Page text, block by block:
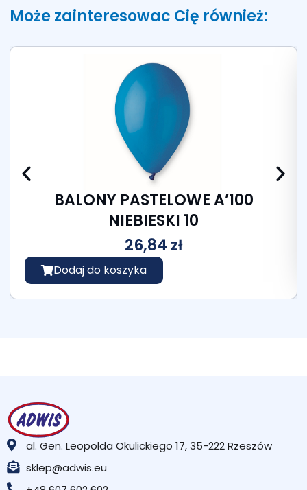
Może zainteresowac Cię również:
BALONY PASTELOWE A’100
NIEBIESKI 10
26,84 zł
Dodaj do koszyka
al. Gen. Leopolda Okulickiego 17, 35-222 Rzeszów
sklep@adwis.eu